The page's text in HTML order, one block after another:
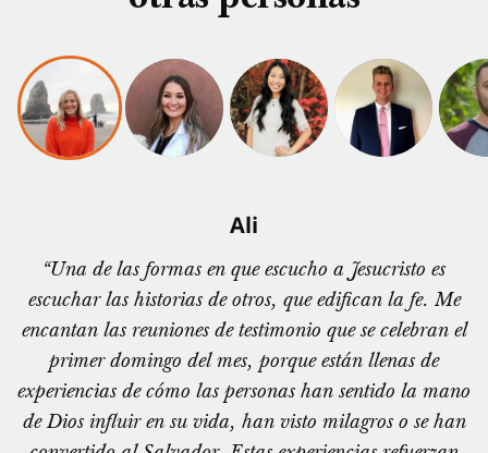
Ali
“Una de las formas en que escucho a Jesucristo es
escuchar las historias de otros, que edifican la fe. Me
encantan las reuniones de testimonio que se celebran el
primer domingo del mes, porque están llenas de
experiencias de cómo las personas han sentido la mano
de Dios influir en su vida, han visto milagros o se han